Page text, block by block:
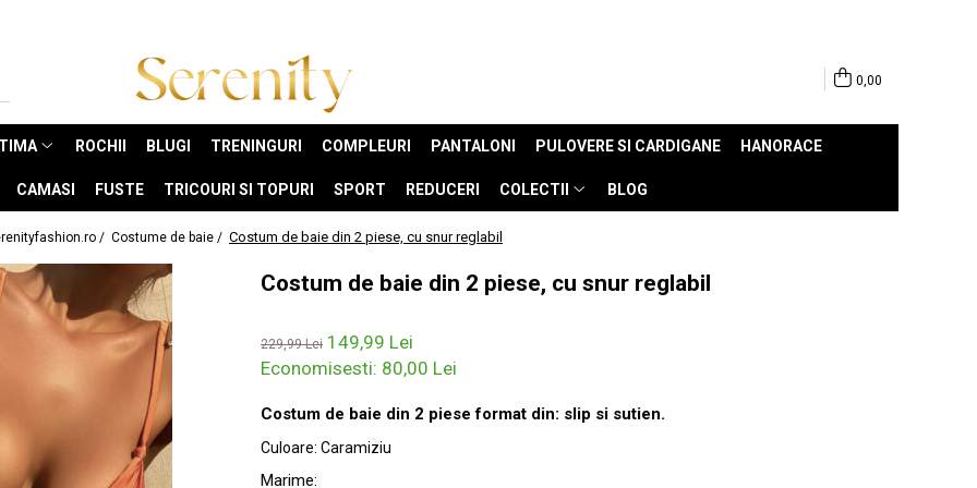
0,00
ROCHII BLUGI TRENINGURI COMPLEURI PANTALONI PULOVERE SI CARDIGANE HANORACE
CAMASI FUSTE TRICOURI SI TOPURI SPORT REDUCERI COLECTII BLOG
/ Costume de baie / Costum de baie din 2 piese, cu snur reglabil
Costum de baie din 2 piese, cu snur reglabil
229,99 Lei 149,99 Lei
Economisesti: 80,00 Lei
Costum de baie din 2 piese format din: slip si sutien.
Culoare: Caramiziu
Marime: